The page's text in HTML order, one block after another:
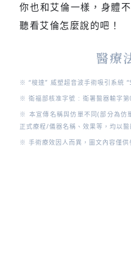
你也和艾倫一樣，身體
聽看艾倫怎麼說的吧！
醫療
※ “梭達” 威塑超音波手術吸引系
※ 衛福部核准字號 : 衛署醫器輸字
※ 本宣傳名稱與仿單不同(部分為仿
正式療程/儀器名稱、效果等，均以醫
※ 手術療效因人而異，圖文內容僅供